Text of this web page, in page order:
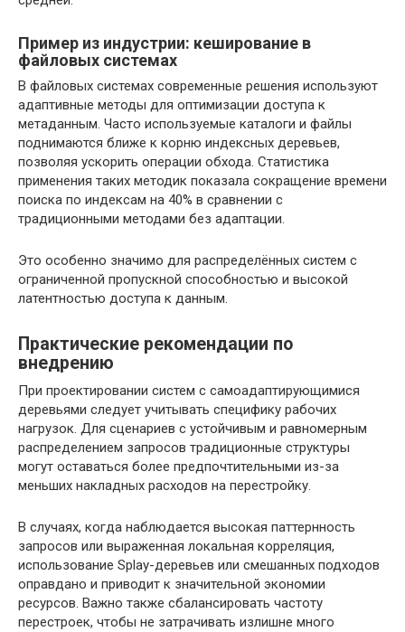
Пример из индустрии: кеширование в
файловых системах
В файловых системах современные решения используют
адаптивные методы для оптимизации доступа к
метаданным. Часто используемые каталоги и файлы
поднимаются ближе к корню индексных деревьев,
позволяя ускорить операции обхода. Статистика
применения таких методик показала сокращение времени
поиска по индексам на 40% в сравнении с
традиционными методами без адаптации.
Это особенно значимо для распределённых систем с
ограниченной пропускной способностью и высокой
латентностью доступа к данным.
Практические рекомендации по
внедрению
При проектировании систем с самоадаптирующимися
деревьями следует учитывать специфику рабочих
нагрузок. Для сценариев с устойчивым и равномерным
распределением запросов традиционные структуры
могут оставаться более предпочтительными из-за
меньших накладных расходов на перестройку.
В случаях, когда наблюдается высокая паттернность
запросов или выраженная локальная корреляция,
использование Splay-деревьев или смешанных подходов
оправдано и приводит к значительной экономии
ресурсов. Важно также сбалансировать частоту
перестроек, чтобы не затрачивать излишне много